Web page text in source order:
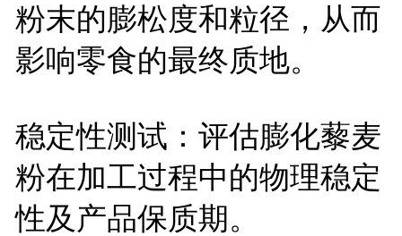
粉末的膨松度和粒径，从而
影响零食的最终质地。
稳定性测试：评估膨化藜麦
粉在加工过程中的物理稳定
性及产品保质期。